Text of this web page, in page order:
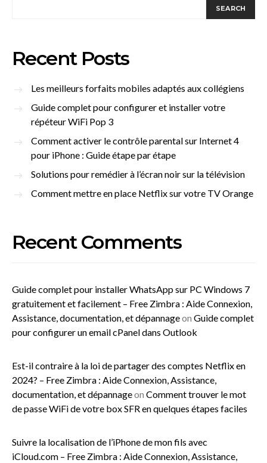
SEARCH
Recent Posts
Les meilleurs forfaits mobiles adaptés aux collégiens
Guide complet pour configurer et installer votre
répéteur WiFi Pop 3
Comment activer le contrôle parental sur Internet 4
pour iPhone : Guide étape par étape
Solutions pour remédier à l’écran noir sur la télévision
Comment mettre en place Netflix sur votre TV Orange
Recent Comments
Guide complet pour installer WhatsApp sur PC Windows 7
gratuitement et facilement – Free Zimbra : Aide Connexion,
Assistance, documentation, et dépannageon Guide complet
pour configurer un email cPanel dans Outlook
Est-il contraire à la loi de partager des comptes Netflix en
2024? – Free Zimbra : Aide Connexion, Assistance,
documentation, et dépannageon Comment trouver le mot
de passe WiFi de votre box SFR en quelques étapes faciles
Suivre la localisation de l’iPhone de mon fils avec
iCloud.com – Free Zimbra : Aide Connexion, Assistance,